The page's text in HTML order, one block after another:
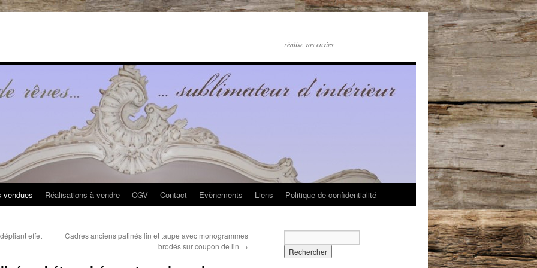
réalise vos envies
vendues Réalisations à vendre CGV Contact Evènements Liens Politique de confidentialité
effet
Cadres anciens patinés lin et taupe avec monogrammes
brodés sur coupon de lin →